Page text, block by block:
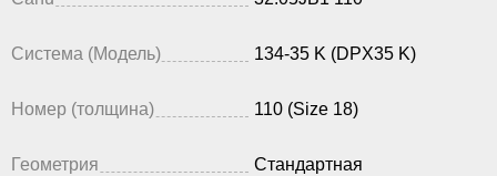
Система (Модель) 134-35 K (DPX35 K)
Номер (толщина) 110 (Size 18)
Геометрия Стандартная